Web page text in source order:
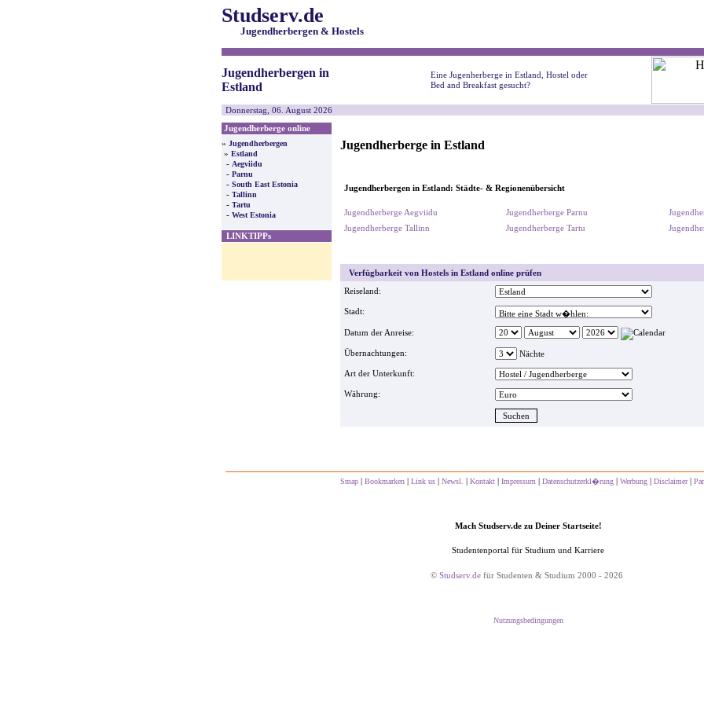
Studserv.de
Jugendherbergen & Hostels
Jugendherbergen in
Estland
Eine Jugenherberge in Estland, Hostel oder
Bed and Breakfast gesucht?
Donnerstag, 06. August 2026
Jugendherberge online
» Jugendherbergen
» Estland
- Aegviidu
- Parnu
- South East Estonia
- Tallinn
- Tartu
- West Estonia
LINKTIPPs
Jugendherberge in Estland
Jugendherbergen in Estland: Städte- & Regionenübersicht
Jugendherberge Aegviidu Jugendherberge Parnu
Jugendherberge Tallinn
Jugendherberge Tartu
Verfügbarkeit von Hostels in Estland online prüfen
Reiseland:
Stadt:
Datum der Anreise:
Übernachtungen: Nächte
Art der Unterkunft:
Währung:
Smap | Bookmarken | Link us | Newsl. | Kontakt | Impressum | Datenschutzerkl�rung | Werbung | Disclaimer|
Mach Studserv.de zu Deiner Startseite!
Studentenportal für Studium und Karriere
© Studserv.de für Studenten & Studium 2000 - 2026
Nutzungsbedingungen